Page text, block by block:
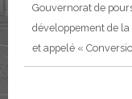
Gouvernorat de
développement de
et appelé «